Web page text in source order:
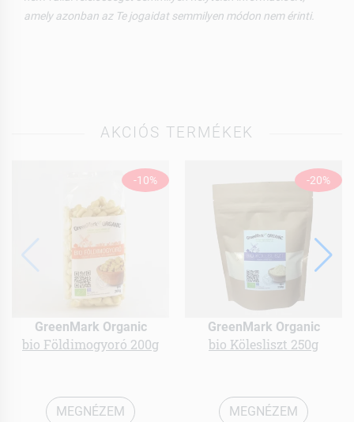
amely azonban az Te jogaidat semmilyen módon nem érinti.
AKCIÓS TERMÉKEK
-10%
GreenMark Organic
bio Földimogyoró 200g
MEGNÉZEM
-20%
GreenMark Organic
bio Kölesliszt 250g
MEGNÉZEM